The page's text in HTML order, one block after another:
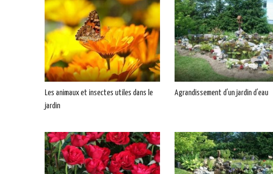
Les animaux et insectes utiles dans le
jardin
Agrandissement d’un jardin d’eau